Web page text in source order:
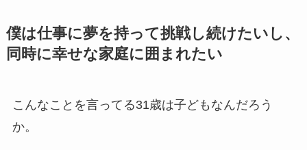
僕は仕事に夢を持って挑戦し続けたいし、
同時に幸せな家庭に囲まれたい
こんなことを言ってる31歳は子どもなんだろう
か。